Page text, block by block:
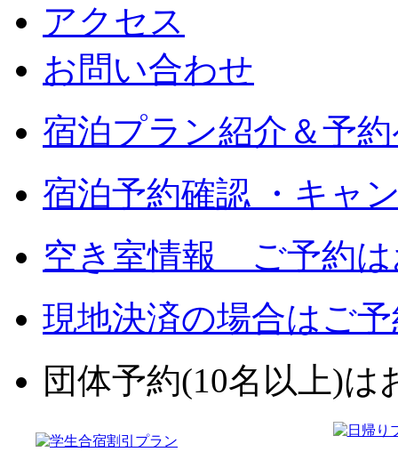
アクセス
お問い合わせ
宿泊プラン紹介＆予
宿泊予約確認 ・キャ
空き室情報 ご予約は
現地決済の場合はご
団体予約(10名以上)は